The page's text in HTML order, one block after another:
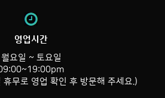
영업시간
월요일 ~ 토요일
무로 영업 확인 후 방문해 주세요.)